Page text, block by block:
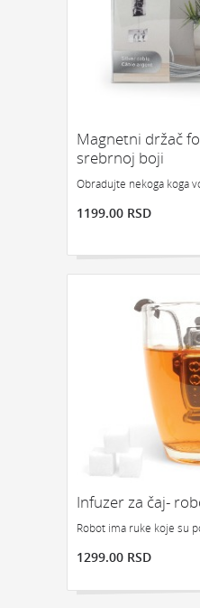
Magnetni držač
srebrnoj boji
Obradujte nekoga koga
1199.00 RSD
Infuzer za čaj-
Robot ima ruke koje su
1299.00 RSD